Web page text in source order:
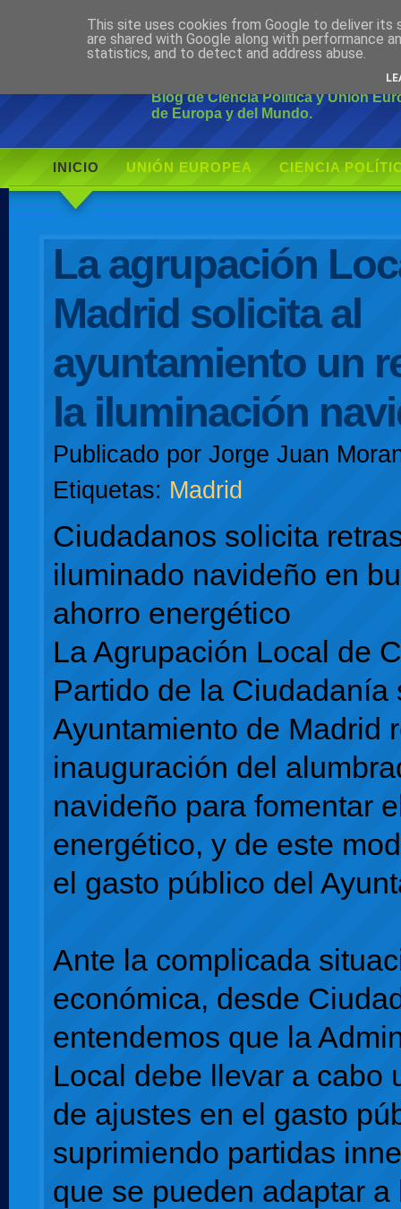
Ciudadano
Blog de Ciencia Política y Unión
de Europa y del Mundo.
INICIO UNIÓN EUROPEA CIENCIA
La agrupación
Madrid solicita al
ayuntamiento un
la iluminación
Publicado por Jorge Juan
Etiquetas: Madrid
Ciudadanos solicita
iluminado navideño en
ahorro energético
La Agrupación Local de
Partido de la Ciudadanía
Ayuntamiento de Madrid
inauguración del
navideño para fomentar
energético, y de este
el gasto público del
Ante la complicada
económica, desde
entendemos que la
Local debe llevar a cabo
de ajustes en el gasto
suprimiendo partidas
que se pueden adaptar a
This site uses cookies from Google to deliver its
are shared with Google along with performance
statistics, and to detect and address abuse.